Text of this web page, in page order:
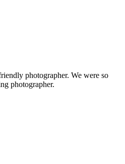
photographer. We were so
photographer.